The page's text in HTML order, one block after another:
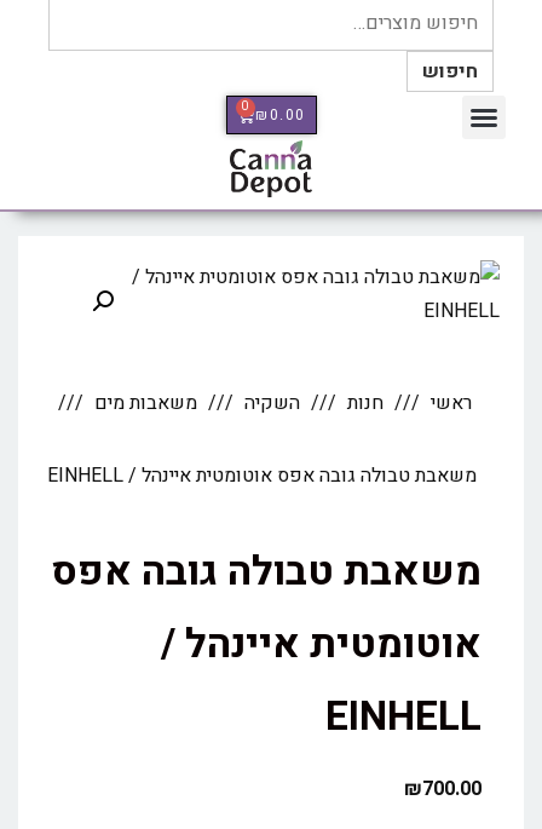
חיפוש
₪0.00
0
ראשי חנות השקיה משאבות מים
משאבת טבולה גובה אפס אוטומטית איינהל / EINHELL
משאבת טבולה גובה אפס
אוטומטית איינהל /
EINHELL
₪700.00